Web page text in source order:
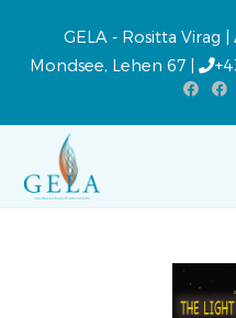
GELA - Rositta Virag
Mondsee, Lehen 67 |